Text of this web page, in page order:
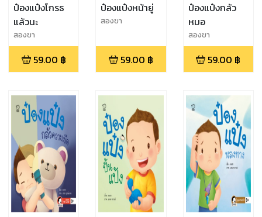
ป๋องแป๋งโกรธ
แล้วนะ
สองขา
59.00 ฿
ป๋องแป๋งหน้ายู่
สองขา
59.00 ฿
ป๋องแป๋งกลัว
หมอ
สองขา
59.00 ฿